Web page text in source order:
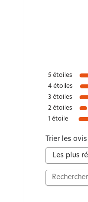
5 étoiles
4 étoiles
3 étoiles
2 étoiles
1 étoile
Trier les avis